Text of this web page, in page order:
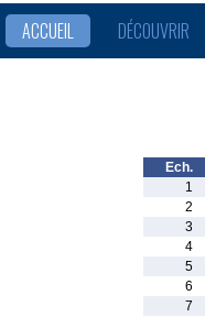
ACCUEIL DÉCOUVRIR
Ech.
1
2
3
4
5
6
7